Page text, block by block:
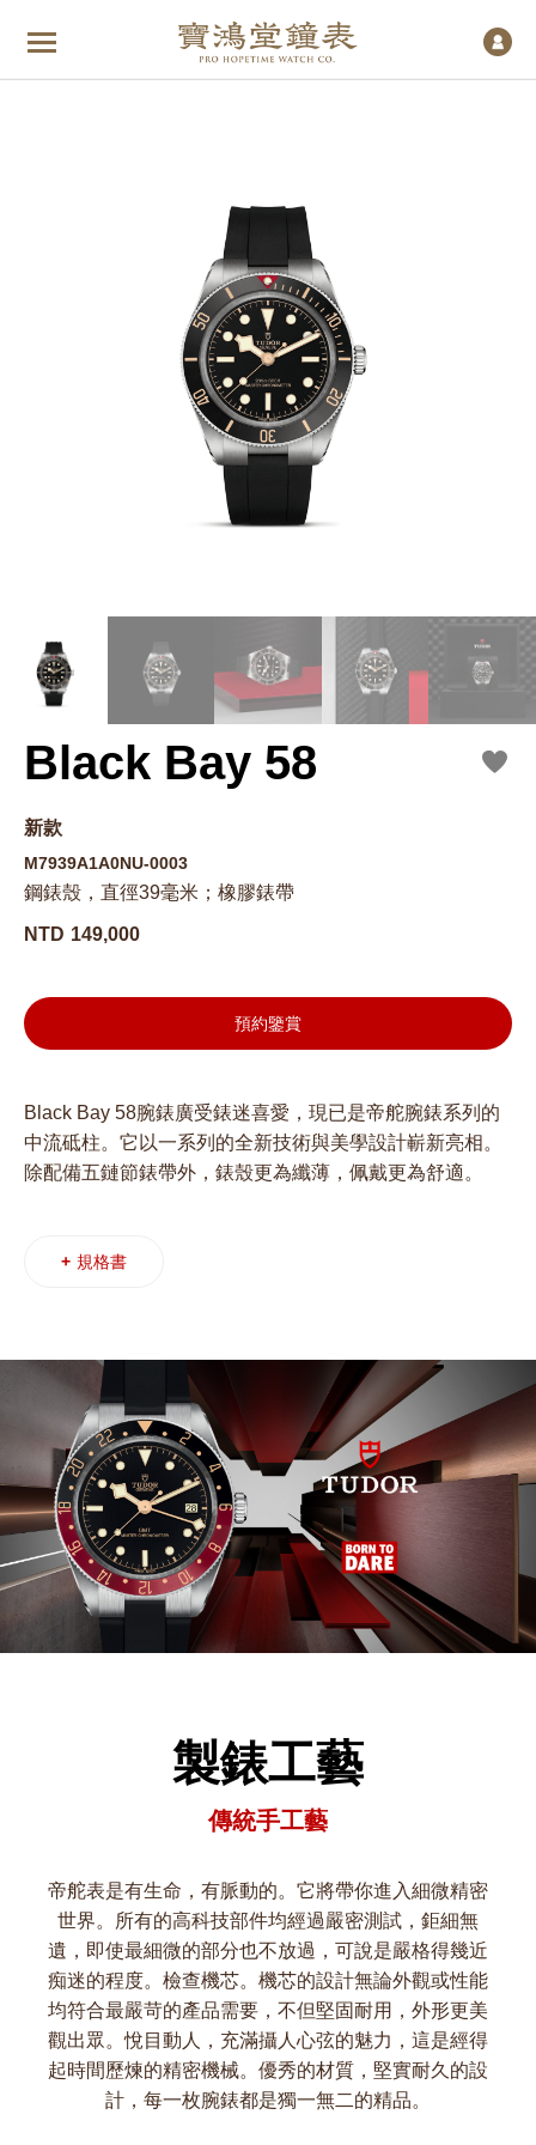
Black Bay 58
新款
M7939A1A0NU-0003
鋼錶殼，直徑39毫米；橡膠錶帶
NTD 149,000
預約鑒賞
Black Bay 58腕錶廣受錶迷喜愛，現已是帝舵腕錶系列的
中流砥柱。它以一系列的全新技術與美學設計嶄新亮相。
除配備五鏈節錶帶外，錶殼更為纖薄，佩戴更為舒適。
+ 規格書
製錶工藝
傳統手工藝
帝舵表是有生命，有脈動的。它將帶你進入細微精密
世界。所有的高科技部件均經過嚴密測試，鉅細無
遺，即使最細微的部分也不放過，可說是嚴格得幾近
痴迷的程度。檢查機芯。機芯的設計無論外觀或性能
均符合最嚴苛的產品需要，不但堅固耐用，外形更美
觀出眾。悅目動人，充滿攝人心弦的魅力，這是經得
起時間歷煉的精密機械。優秀的材質，堅實耐久的設
計，每一枚腕錶都是獨一無二的精品。